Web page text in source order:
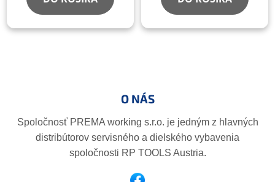
O NÁS
Spoločnosť PREMA working s.r.o. je jedným z hlavných
distribútorov servisného a dielského vybavenia
spoločnosti RP TOOLS Austria.